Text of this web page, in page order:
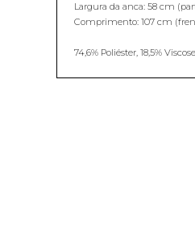
Largura da anca: 58 cm
Comprimento: 107 cm
74,6% Poliéster, 18,5%